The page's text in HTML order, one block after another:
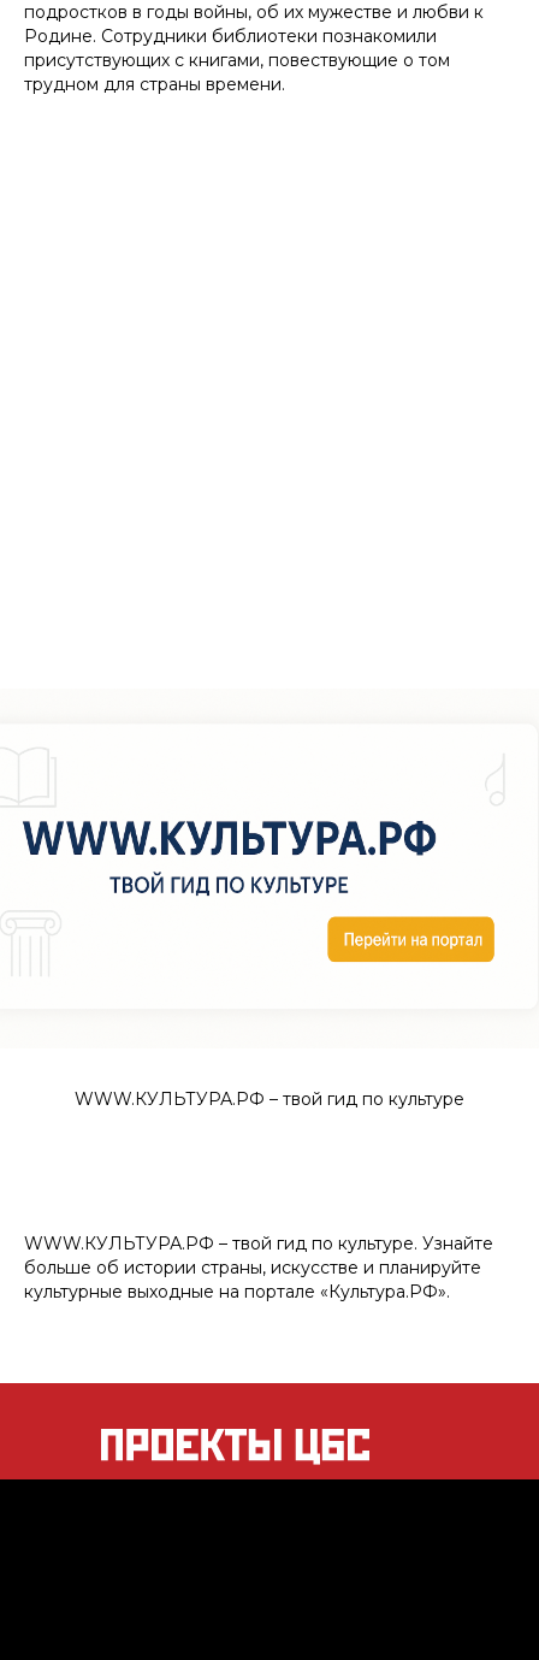
подростков в годы войны, об их мужестве и любви к
Родине. Сотрудники библиотеки познакомили
присутствующих с книгами, повествующие о том
трудном для страны времени.
WWW.КУЛЬТУРА.РФ – твой гид по культуре
WWW.КУЛЬТУРА.РФ – твой гид по культуре. Узнайте
больше об истории страны, искусстве и планируйте
культурные выходные на портале «Культура.РФ».